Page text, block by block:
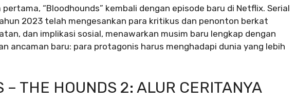
“Bloodhounds” kembali dengan episode baru di Netflix. Serial
2023 telah mengesankan para kritikus dan penonton berkat
dan implikasi sosial, menawarkan musim baru lengkap dengan
ancaman baru: para protagonis harus menghadapi dunia yang lebih
– THE HOUNDS 2: ALUR CERITANYA